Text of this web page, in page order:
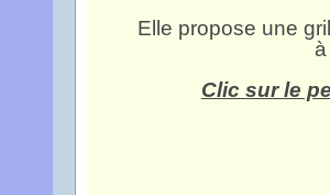
Elle propose une
Clic sur le